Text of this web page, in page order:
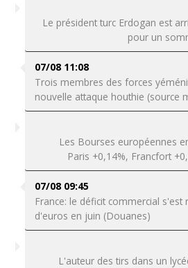
Le président turc Erdogan est
pour un
07/08 11:08
Trois membres des forces
nouvelle attaque houthie (source
Les Bourses européennes
Paris +0,14%, Francfort
07/08 09:45
France: le déficit commercial s'est
d'euros en juin (Douanes)
L'auteur des tirs dans un